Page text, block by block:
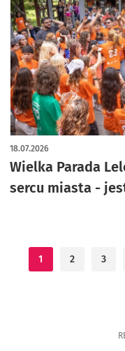
Wielka Parada
sercu miasta -
18.07.2026
artykuł z galerią zdjęć
1 2 3